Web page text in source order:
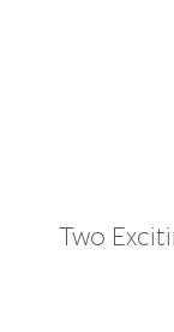
Two